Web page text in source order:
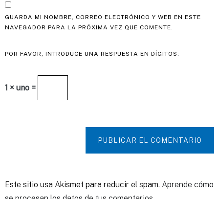
GUARDA MI NOMBRE, CORREO ELECTRÓNICO Y WEB EN ESTE
NAVEGADOR PARA LA PRÓXIMA VEZ QUE COMENTE.
POR FAVOR, INTRODUCE UNA RESPUESTA EN DÍGITOS:
1 × uno =
PUBLICAR EL COMENTARIO
Este sitio usa Akismet para reducir el spam. Aprende cómo